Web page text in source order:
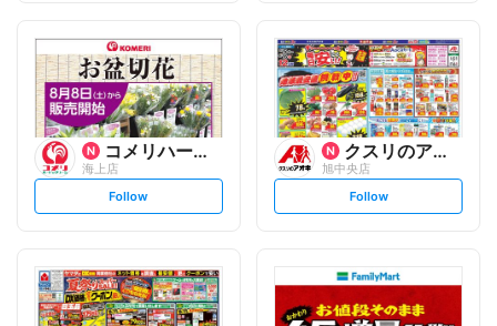
l
o
w
l
o
w
コメリハード&グリーン
海上店
s
t
l
o
w
Follow
クスリのアオキ
旭中央店
s
t
o
Follow